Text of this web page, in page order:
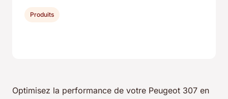
Optimisez la performance de votre Peugeot 307 en
Produits